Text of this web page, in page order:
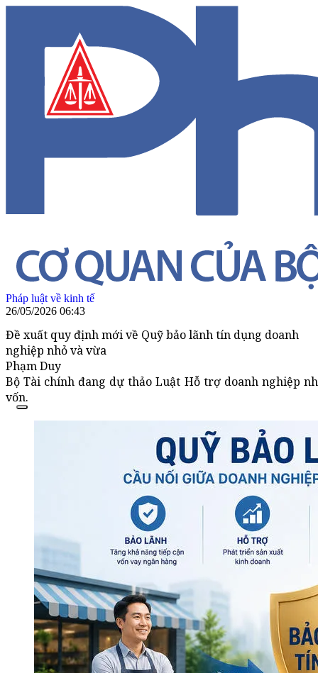
Pháp luật về kinh tế
26/05/2026 06:43
Đề xuất quy định mới về Quỹ bảo lãnh tín dụng doanh
nghiệp nhỏ và vừa
Phạm Duy
Bộ Tài chính đang dự thảo Luật Hỗ trợ doanh nghiệp
vốn.